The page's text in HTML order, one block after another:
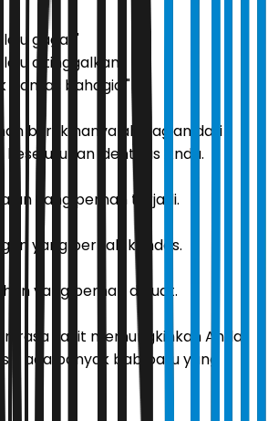
gagal."
ditinggalkan."
pantas bahagia."
buruk hanyalah bagian dari
identitas Anda.
yang pernah terjadi.
yang pernah kandas.
yang pernah dibuat.
rasa sakit memungkinkan Anda
ada banyak bab baru yang